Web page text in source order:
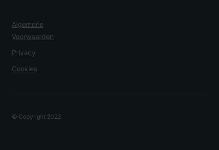
Algemene
Voorwaarden
Privacy
Cookies
© Copyright 2022